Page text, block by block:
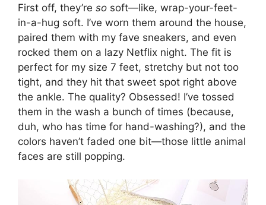
First off, they’re so soft—like, wrap-your-feet-
in-a-hug soft. I’ve worn them around the house,
paired them with my fave sneakers, and even
rocked them on a lazy Netflix night. The fit is
perfect for my size 7 feet, stretchy but not too
tight, and they hit that sweet spot right above
the ankle. The quality? Obsessed! I’ve tossed
them in the wash a bunch of times (because,
duh, who has time for hand-washing?), and the
colors haven’t faded one bit—those little animal
faces are still popping.